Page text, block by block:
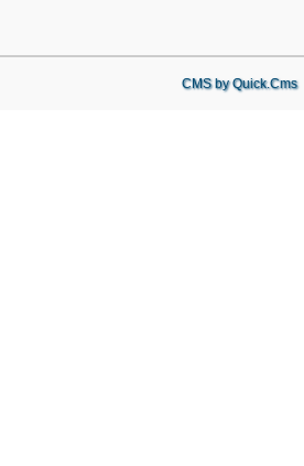
CMS by Quick.Cms